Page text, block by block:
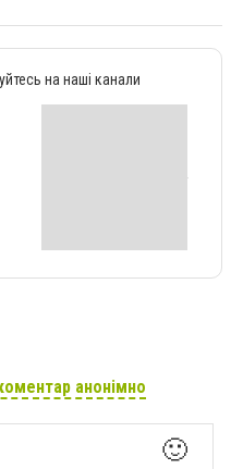
на наші канали
анонімно
🙂